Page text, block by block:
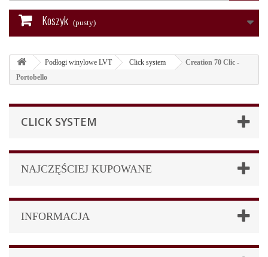
Koszyk (pusty)
Podłogi winylowe LVT Click system
Creation 70 Clic -
Portobello
CLICK SYSTEM
NAJCZĘŚCIEJ KUPOWANE
INFORMACJA